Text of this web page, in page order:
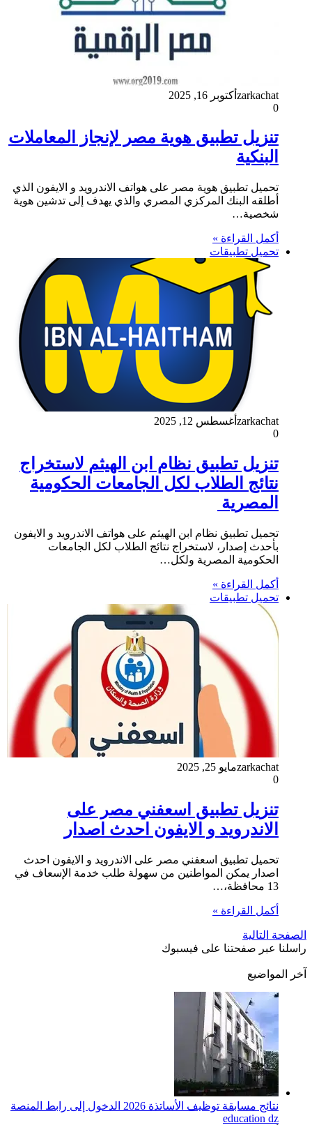
zarkachat أكتوبر 16, 2025
0
تنزيل تطبيق هوية مصر لإنجاز المعاملات
البنكية
تحميل تطبيق هوية مصر على هواتف الاندرويد و الايفون الذي
أطلقه البنك المركزي المصري والذي يهدف إلى تدشين هوية
شخصية…
أكمل القراءة »
تحميل تطبيقات
zarkachat أغسطس 12, 2025
0
تنزيل تطبيق نظام ابن الهيثم لاستخراج
نتائج الطلاب لكل الجامعات الحكومية
المصرية
تحميل تطبيق نظام ابن الهيثم على هواتف الاندرويد و الايفون
بأحدث إصدار، لاستخراج نتائج الطلاب لكل الجامعات
الحكومية المصرية ولكل…
أكمل القراءة »
تحميل تطبيقات
zarkachatمايو 25, 2025
0
تنزيل تطبيق اسعفني مصر على
الاندرويد و الايفون احدث اصدار
تحميل تطبيق اسعفني مصر على الاندرويد و الايفون احدث
اصدار يمكن المواطنين من سهولة طلب خدمة الإسعاف في
13 محافظة،…
أكمل القراءة »
الصفحة التالية
راسلنا عبر صفحتنا على فيسبوك
آخر المواضيع
نتائج مسابقة توظيف الأساتذة 2026 الدخول إلى رابط المنصة
education dz